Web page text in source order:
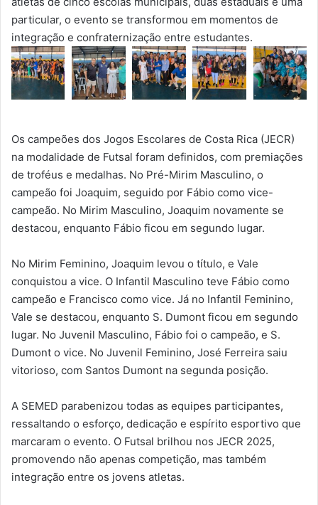
particular, o evento se transformou em momentos de
integração e confraternização entre estudantes.
Os campeões dos Jogos Escolares de Costa Rica (JECR)
na modalidade de Futsal foram definidos, com premiações
de troféus e medalhas. No Pré-Mirim Masculino, o
campeão foi Joaquim, seguido por Fábio como vice-
campeão. No Mirim Masculino, Joaquim novamente se
destacou, enquanto Fábio ficou em segundo lugar.
No Mirim Feminino, Joaquim levou o título, e Vale
conquistou a vice. O Infantil Masculino teve Fábio como
campeão e Francisco como vice. Já no Infantil Feminino,
Vale se destacou, enquanto S. Dumont ficou em segundo
lugar. No Juvenil Masculino, Fábio foi o campeão, e S.
Dumont o vice. No Juvenil Feminino, José Ferreira saiu
vitorioso, com Santos Dumont na segunda posição.
A SEMED parabenizou todas as equipes participantes,
ressaltando o esforço, dedicação e espírito esportivo que
marcaram o evento. O Futsal brilhou nos JECR 2025,
promovendo não apenas competição, mas também
integração entre os jovens atletas.